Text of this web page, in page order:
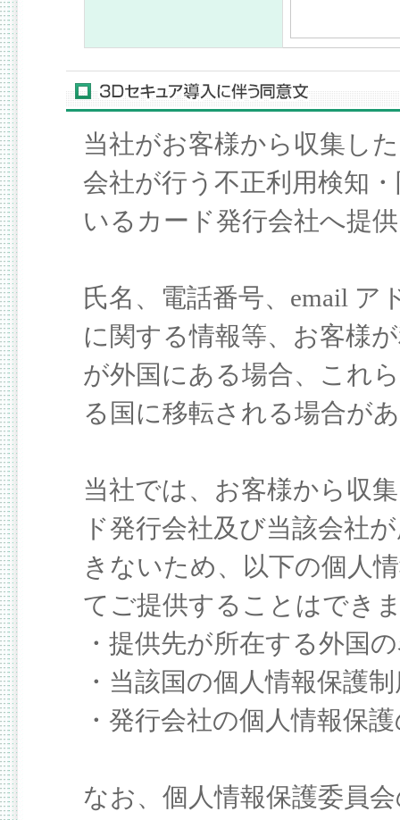
当社がお客様から収集し
会社が行う不正利用検知
いるカード発行会社へ提
氏名、電話番号、email
に関する情報等、お客様
が外国にある場合、これ
る国に移転される場合が
当社では、お客様から収
ド発行会社及び当該会社
きないため、以下の個人
てご提供することはでき
・提供先が所在する外国
・当該国の個人情報保護
・発行会社の個人情報保
なお、個人情報保護委員